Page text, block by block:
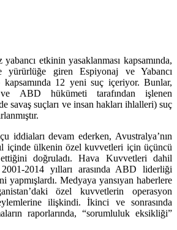
etkinin yasaklanması kapsamında,
yürürlüğe giren Espiyonaj ve Yabancı
kapsamında 12 yeni suç içeriyor. Bunlar,
ABD hükümeti tarafından işlenen
savaş suçları ve insan hakları ihlalleri) suç
iddiaları devam ederken, Avustralya’nın
içinde ülkenin özel kuvvetleri için üçüncü
ettiğini doğruladı. Hava Kuvvetleri dahil
2014 yılları arasında ABD liderliği
yapmışlardı. Medyaya yansıyan haberlere
özel kuvvetlerin operasyon
eylemlerine ilişkindi. İkinci ve sonrasında
raporlarında, “sorumluluk eksikliği”